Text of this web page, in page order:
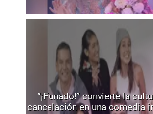
“¡Funado!” convierte la
cancelación en una comedia